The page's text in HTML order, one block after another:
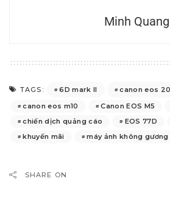
Minh Quang
TAGS: 6D mark II
canon eos
canon eos m10
Canon EOS M5
chiến dịch quảng cáo
EOS 77D
khuyến mãi
máy ảnh không
SHARE ON